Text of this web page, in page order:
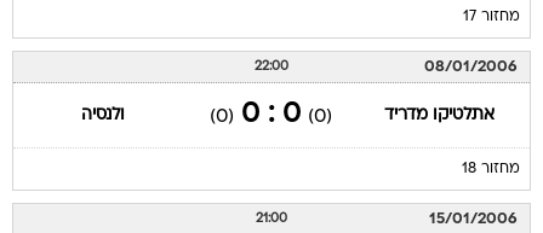
מחזור 17
08/01/2006
22:00
אתלטיקו מדריד (0)
0 : 0
(0) ולנסיה
מחזור 18
15/01/2006
21:00